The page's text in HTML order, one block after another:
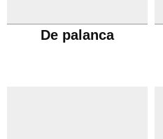
De palanca